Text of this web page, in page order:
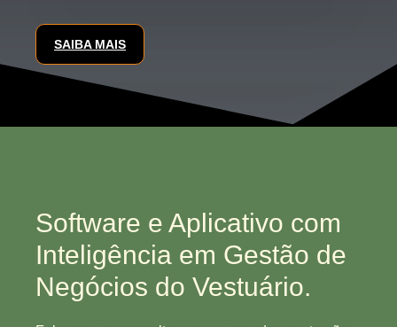
SAIBA MAIS
Software e Aplicativo com
Inteligência em Gestão de
Negócios do Vestuário.